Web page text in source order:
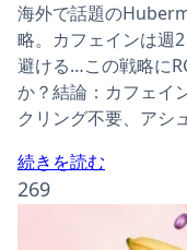
海外で話題の
略。カフェインは週
避ける…この戦略に
か？結論：カフェイ
クリング不要、アシ
続きを読む
269